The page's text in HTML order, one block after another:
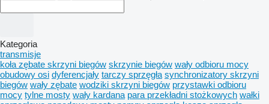
Kategoria
transmisje
koła zębate skrzyni biegów skrzynie biegów wały odbioru mocy
obudowy osi dyferencjały tarczy sprzęgła synchronizatory skrzyni
biegów wały zębate wodziki skrzyni biegów przystawki odbioru
mocy tylne mosty wały kardana para przekładni stożkowych wałki